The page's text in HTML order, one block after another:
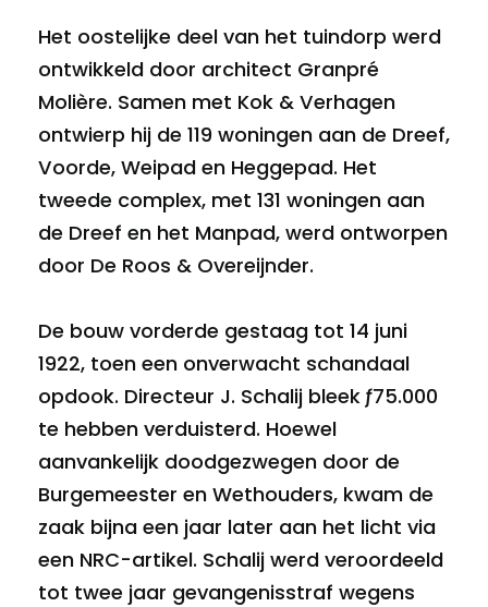
Het oostelijke deel van het tuindorp werd
ontwikkeld door architect Granpré
Molière. Samen met Kok & Verhagen
ontwierp hij de 119 woningen aan de Dreef,
Voorde, Weipad en Heggepad. Het
tweede complex, met 131 woningen aan
de Dreef en het Manpad, werd ontworpen
door De Roos & Overeijnder.
De bouw vorderde gestaag tot 14 juni
1922, toen een onverwacht schandaal
opdook. Directeur J. Schalij bleek ƒ75.000
te hebben verduisterd. Hoewel
aanvankelijk doodgezwegen door de
Burgemeester en Wethouders, kwam de
zaak bijna een jaar later aan het licht via
een NRC-artikel. Schalij werd veroordeeld
tot twee jaar gevangenisstraf wegens